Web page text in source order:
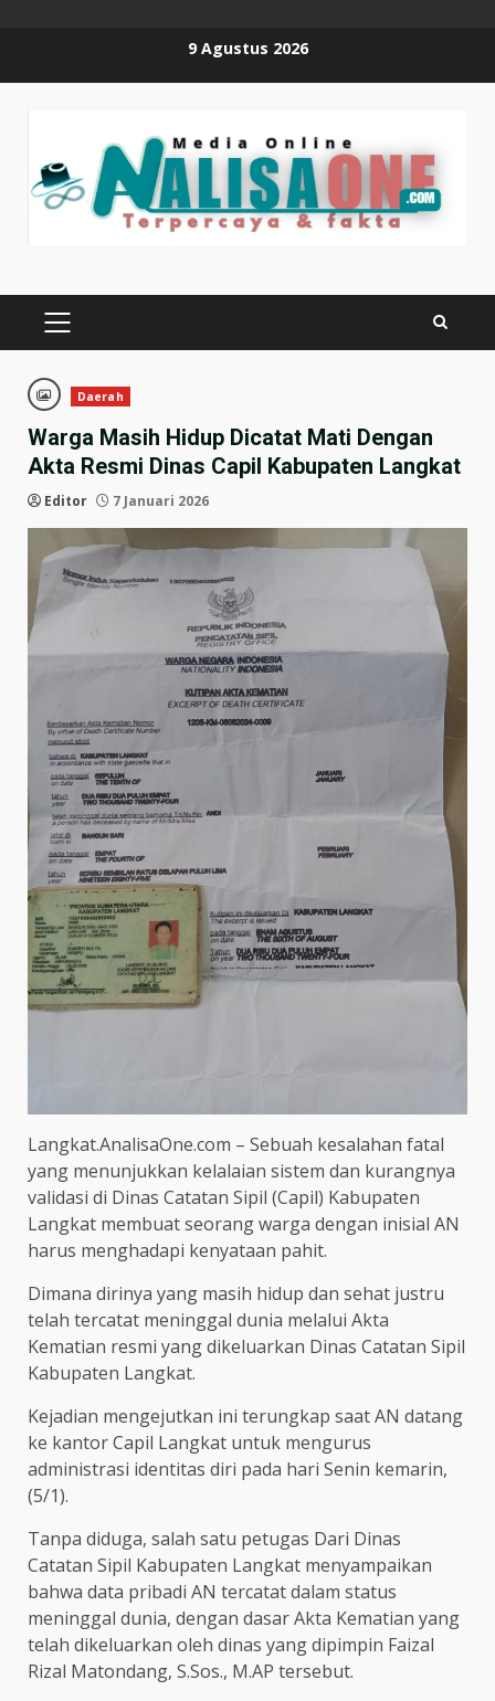
9 Agustus 2026
PRIMARY
Daerah
Warga Masih Hidup Dicatat Mati Dengan
Akta Resmi Dinas Capil Kabupaten Langkat
Editor 7 Januari 2026
Langkat.AnalisaOne.com – Sebuah kesalahan fatal
yang menunjukkan kelalaian sistem dan kurangnya
validasi di Dinas Catatan Sipil (Capil) Kabupaten
Langkat membuat seorang warga dengan inisial AN
harus menghadapi kenyataan pahit.
Dimana dirinya yang masih hidup dan sehat justru
telah tercatat meninggal dunia melalui Akta
Kematian resmi yang dikeluarkan Dinas Catatan Sipil
Kabupaten Langkat.
Kejadian mengejutkan ini terungkap saat AN datang
ke kantor Capil Langkat untuk mengurus
administrasi identitas diri pada hari Senin kemarin,
(5/1).
Tanpa diduga, salah satu petugas Dari Dinas
Catatan Sipil Kabupaten Langkat menyampaikan
bahwa data pribadi AN tercatat dalam status
meninggal dunia, dengan dasar Akta Kematian yang
telah dikeluarkan oleh dinas yang dipimpin Faizal
Rizal Matondang, S.Sos., M.AP tersebut.